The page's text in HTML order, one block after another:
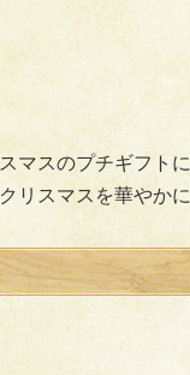
マスのプチギフト
リスマスを華やか